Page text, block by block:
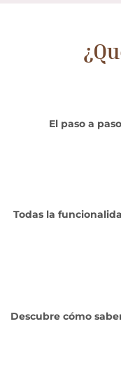
El paso a paso
Todas la
Descubre cómo